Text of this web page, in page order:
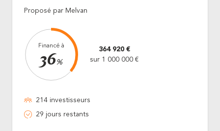
Proposé par Melvan
Financé à
36%
364 920 €
sur 1 000 000 €
214 investisseurs
29 jours restants